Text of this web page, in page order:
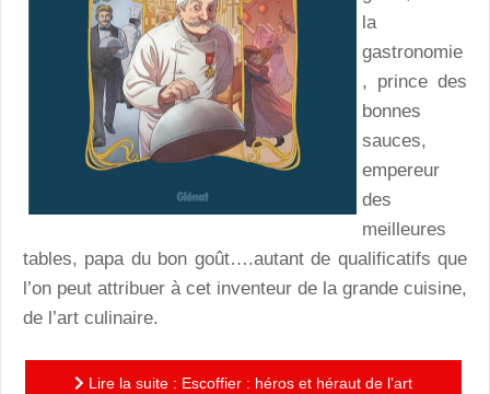
la
gastronomie
, prince des
bonnes
sauces,
empereur
des
meilleures
tables, papa du bon goût….autant de qualificatifs que
l’on peut attribuer à cet inventeur de la grande cuisine,
de l’art culinaire.
Lire la suite : Escoffier : héros et héraut de l’art